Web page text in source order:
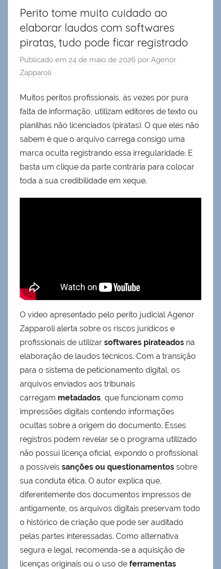
Perito tome muito cuidado ao
elaborar laudos com softwares
piratas, tudo pode ficar registrado
Publicado em 24 de maio de 2026 por Agenor
Zapparoli
Muitos peritos profissionais, às vezes por pura
falta de informação, utilizam editores de texto ou
planilhas não licenciados (piratas). O que eles não
sabem é que o arquivo carrega consigo uma
marca oculta registrando essa irregularidade. E
basta um clique da parte contrária para colocar
toda a sua credibilidade em xeque.
O vídeo apresentado pelo perito judicial Agenor
Zapparoli alerta sobre os riscos jurídicos e
profissionais de utilizar softwares pirateados na
elaboração de laudos técnicos. Com a transição
para o sistema de peticionamento digital, os
arquivos enviados aos tribunais
carregam metadados, que funcionam como
impressões digitais contendo informações
ocultas sobre a origem do documento. Esses
registros podem revelar se o programa utilizado
não possui licença oficial, expondo o profissional
a possíveis sanções ou questionamentos sobre
sua conduta ética. O autor explica que,
diferentemente dos documentos impressos de
antigamente, os arquivos digitais preservam todo
o histórico de criação que pode ser auditado
pelas partes interessadas. Como alternativa
segura e legal, recomenda-se a aquisição de
licenças originais ou o uso de ferramentas